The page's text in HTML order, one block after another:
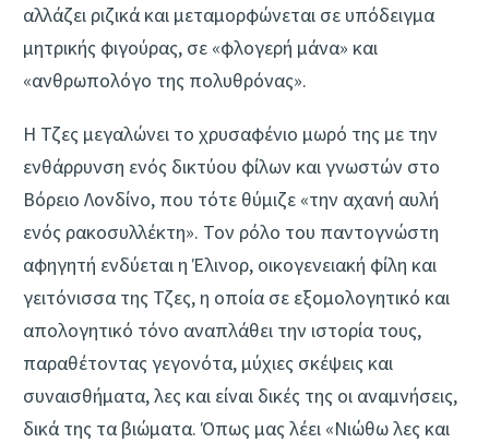
αλλάζει ριζικά και μεταμορφώνεται σε υπόδειγμα
μητρικής φιγούρας, σε «φλογερή μάνα» και
«ανθρωπολόγο της πολυθρόνας».
Η Τζες μεγαλώνει το χρυσαφένιο μωρό της με την
ενθάρρυνση ενός δικτύου φίλων και γνωστών στο
Βόρειο Λονδίνο, που τότε θύμιζε «την αχανή αυλή
ενός ρακοσυλλέκτη». Τον ρόλο του παντογνώστη
αφηγητή ενδύεται η Έλινορ, οικογενειακή φίλη και
γειτόνισσα της Τζες, η οποία σε εξομολογητικό και
απολογητικό τόνο αναπλάθει την ιστορία τους,
παραθέτοντας γεγονότα, μύχιες σκέψεις και
συναισθήματα, λες και είναι δικές της οι αναμνήσεις,
δικά της τα βιώματα. Όπως μας λέει «Νιώθω λες και